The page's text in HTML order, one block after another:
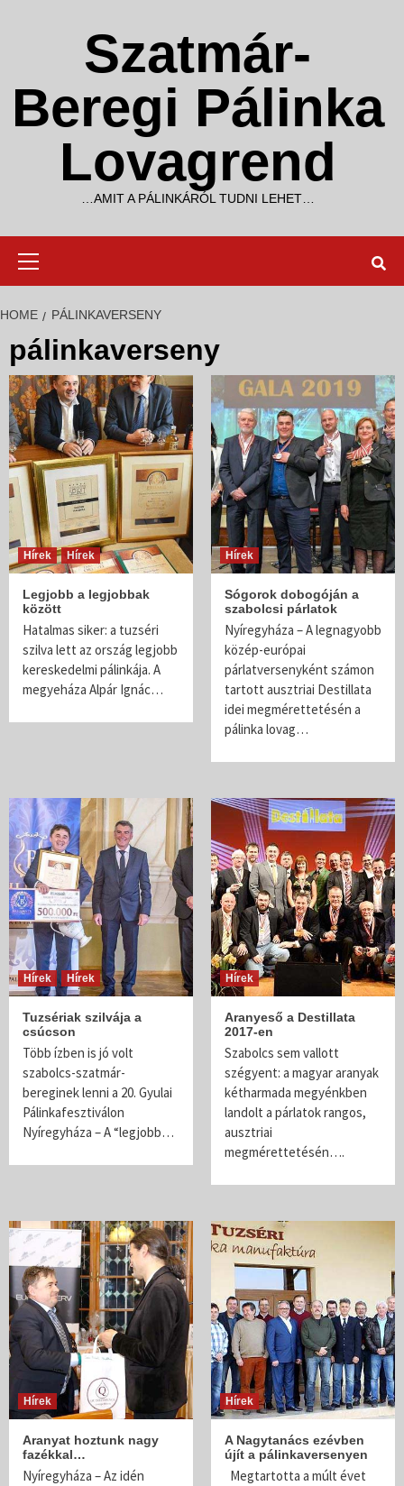
Szatmár-
Beregi Pálinka
Lovagrend
…AMIT A PÁLINKÁRÓL TUDNI LEHET…
HOME PÁLINKAVERSENY
pálinkaverseny
Hírek Hírek
Legjobb a legjobbak
között
Hatalmas siker: a tuzséri
szilva lett az ország legjobb
kereskedelmi pálinkája. A
megyeháza Alpár Ignác…
Hírek
Sógorok dobogóján a
szabolcsi párlatok
Nyíregyháza – A legnagyobb
közép-európai
párlatversenyként számon
tartott ausztriai Destillata
idei megmérettetésén a
pálinka lovag…
Hírek Hírek
Tuzsériak szilvája a
csúcson
Több ízben is jó volt
szabolcs-szatmár-
bereginek lenni a 20. Gyulai
Pálinkafesztiválon
Nyíregyháza – A “legjobb…
Hírek
Aranyeső a Destillata
2017-en
Szabolcs sem vallott
szégyent: a magyar aranyak
kétharmada megyénkben
landolt a párlatok rangos,
ausztriai
megmérettetésén….
Hírek
Aranyat hoztunk nagy
fazékkal…
Nyíregyháza – Az idén
Hírek
A Nagytanács ezévben
újít a pálinkaversenyen
Megtartotta a múlt évet